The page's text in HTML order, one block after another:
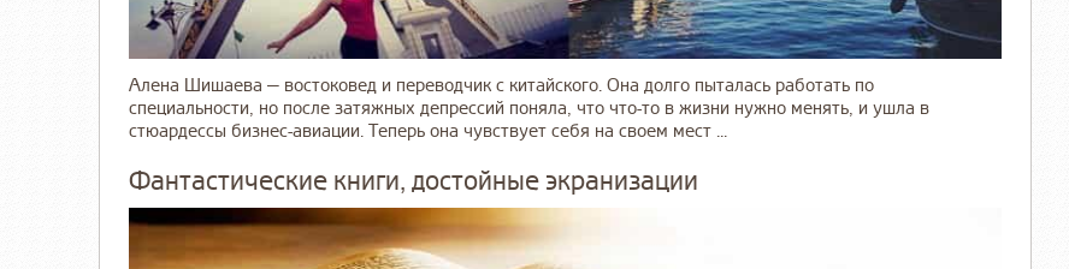
Алена Шишаева — востоковед и переводчик с китайского. Она долго пыталась работать по
специальности, но после затяжных депрессий поняла, что что-то в жизни нужно менять, и ушла в
стюардессы бизнес-авиации. Теперь она чувствует себя на своем мест ...
Фантастические книги, достойные экранизации